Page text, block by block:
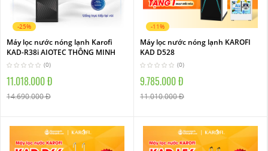
-25%
Máy lọc nước nóng lạnh Karofi
KAD-R38i AIOTEC THÔNG MINH
(0)
11.018.000 Đ
14.690.000 Đ
-11%
Máy lọc nước nóng lạnh KAROFI
KAD D528
(0)
9.785.000 Đ
11.010.000 Đ